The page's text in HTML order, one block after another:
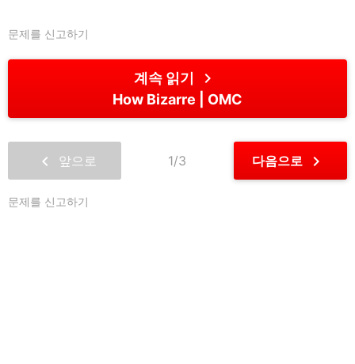
문제를 신고하기
계속 읽기 chevron_right
How Bizarre OMC
chevron_left 앞으로 1/3 다음으로 chevron_right
문제를 신고하기